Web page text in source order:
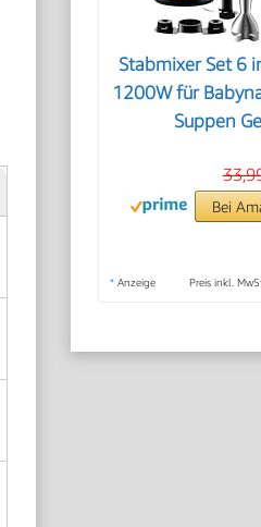
Stabmixer Set 6
1200W für
Suppen
Bei
* Anzeige Preis inkl.